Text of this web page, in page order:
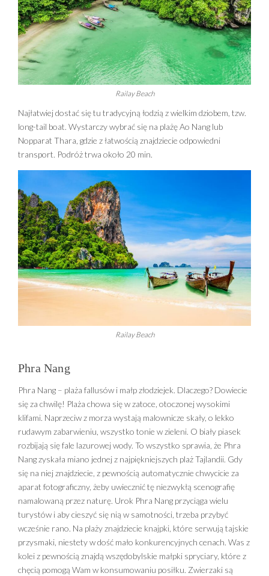
Railay Beach
Najłatwiej dostać się tu tradycyjną łodzią z wielkim dziobem, tzw.
long-tail boat. Wystarczy wybrać się na plażę Ao Nang lub
Nopparat Thara, gdzie z łatwością znajdziecie odpowiedni
transport. Podróż trwa około 20 min.
Railay Beach
Phra Nang
Phra Nang – plaża fallusów i małp złodziejek. Dlaczego? Dowiecie
się za chwilę! Plaża chowa się w zatoce, otoczonej wysokimi
klifami. Naprzeciw z morza wystają malownicze skały, o lekko
rudawym zabarwieniu, wszystko tonie w zieleni. O biały piasek
rozbijają się fale lazurowej wody. To wszystko sprawia, że Phra
Nang zyskała miano jednej z najpiękniejszych plaż Tajlandii. Gdy
się na niej znajdziecie, z pewnością automatycznie chwycicie za
aparat fotograficzny, żeby uwiecznić tę niezwykłą scenografię
namalowaną przez naturę. Urok Phra Nang przyciąga wielu
turystów i aby cieszyć się nią w samotności, trzeba przybyć
wcześnie rano. Na plaży znajdziecie knajpki, które serwują tajskie
przysmaki, niestety w dość mało konkurencyjnych cenach. Was z
kolei z pewnością znajdą wszędobylskie małpki spryciary, które z
chęcią pomogą Wam w konsumowaniu posiłku. Zwierzaki są